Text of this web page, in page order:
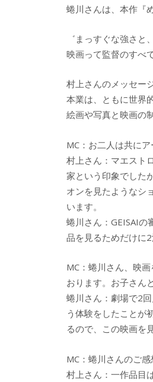
蜷川さんは、本作『
゛まっすぐな強さ
映画って監督のすべ
村上さんのメッセー
本業は、ともに世界
絵画や写真と映画の
MC：お二人は共に
村上さん：マエスト
家という印象でした
オンを見たようなシ
います。
蜷川さん：GEISAIの
品を見るためだけに
MC：蜷川さん、映
おります。お子さん
蜷川さん：劇場で2
う体験をしたことが
るので、この映画を
MC：蜷川さんのご
村上さん：一作品目